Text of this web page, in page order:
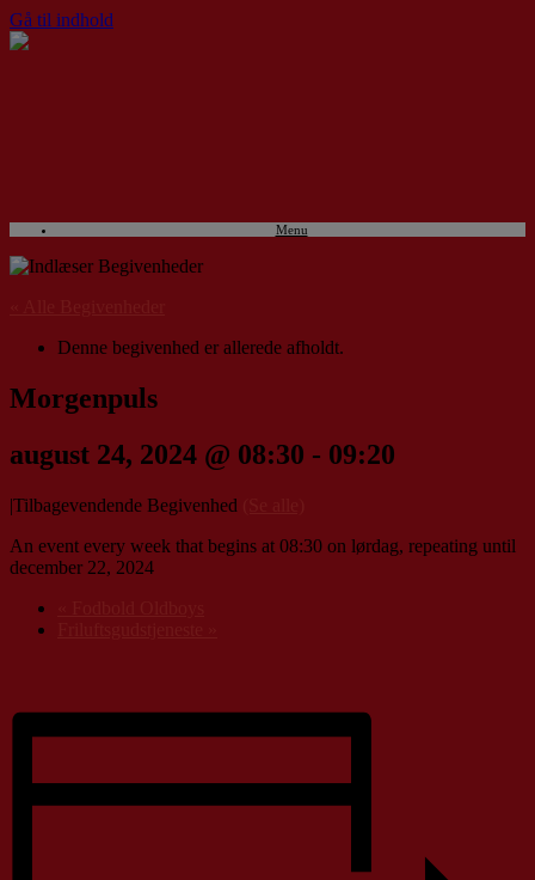
Gå til indhold
Menu
Denne begivenhed er allerede afholdt.
Morgenpuls
august 24, 2024 @ 08:30 - 09:20
|Tilbagevendende Begivenhed
An event every week that begins at 08:30 on lørdag, repeating until
december 22, 2024